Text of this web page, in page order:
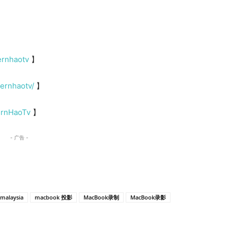
】
】
】
- 广告 -
macbook 投影 MacBook录制 MacBook录影